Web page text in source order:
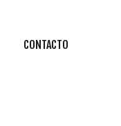
CONTACTO